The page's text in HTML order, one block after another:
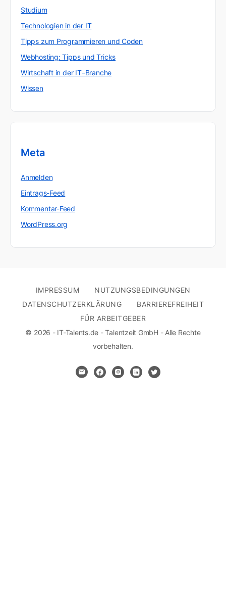
Studium
Technologien in der IT
Tipps zum Programmieren und Coden
Webhosting: Tipps und Tricks
Wirtschaft in der IT–Branche
Wissen
Meta
Anmelden
Eintrags-Feed
Kommentar-Feed
WordPress.org
IMPRESSUM
NUTZUNGSBEDINGUNGEN
DATENSCHUTZERKLÄRUNG
BARRIEREFREIHEIT
FÜR ARBEITGEBER
© 2026 - IT-Talents.de - Talentzeit GmbH - Alle Rechte
vorbehalten.